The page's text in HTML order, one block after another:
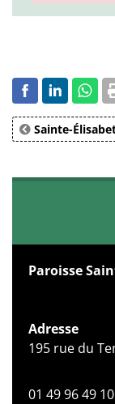
Sainte-
Paroisse
Adresse
195 rue du
01 49 96 49 10